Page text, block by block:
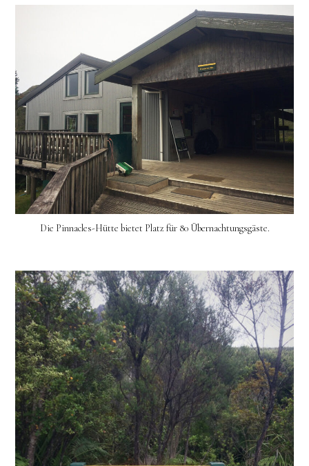
Die Pinnacles-Hütte bietet Platz für 80 Übernachtungsgäste.